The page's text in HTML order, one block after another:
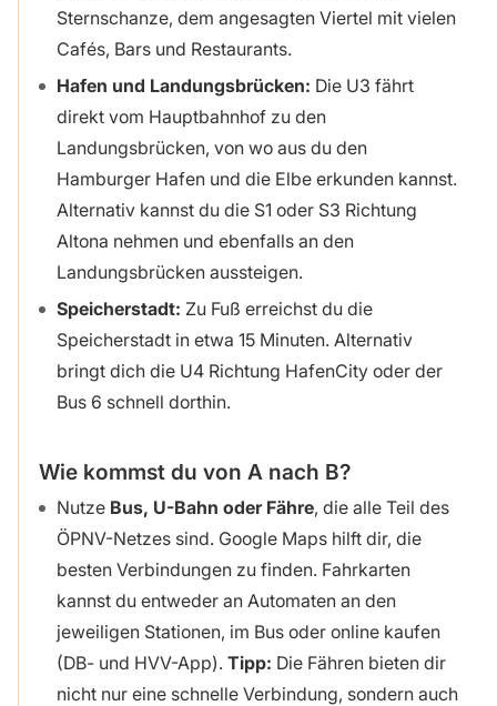
Sternschanze, dem angesagten Viertel mit vielen
Cafés, Bars und Restaurants.
Hafen und Landungsbrücken: Die U3 fährt
direkt vom Hauptbahnhof zu den
Landungsbrücken, von wo aus du den
Hamburger Hafen und die Elbe erkunden kannst.
Alternativ kannst du die S1 oder S3 Richtung
Altona nehmen und ebenfalls an den
Landungsbrücken aussteigen.
Speicherstadt: Zu Fuß erreichst du die
Speicherstadt in etwa 15 Minuten. Alternativ
bringt dich die U4 Richtung HafenCity oder der
Bus 6 schnell dorthin.
Wie kommst du von A nach B?
Nutze Bus, U-Bahn oder Fähre, die alle Teil des
ÖPNV-Netzes sind. Google Maps hilft dir, die
besten Verbindungen zu finden. Fahrkarten
kannst du entweder an Automaten an den
jeweiligen Stationen, im Bus oder online kaufen
(DB- und HVV-App). Tipp: Die Fähren bieten dir
nicht nur eine schnelle Verbindung, sondern auch